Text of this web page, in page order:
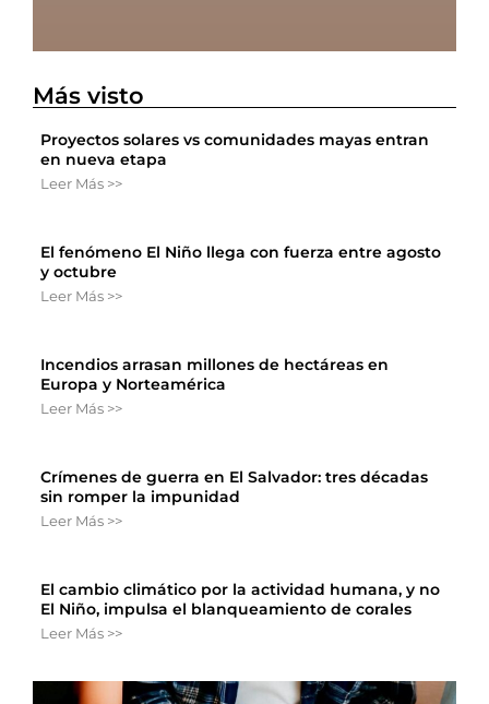
Más visto
Proyectos solares vs comunidades mayas entran
en nueva etapa
Leer Más >>
El fenómeno El Niño llega con fuerza entre agosto
y octubre
Leer Más >>
Incendios arrasan millones de hectáreas en
Europa y Norteamérica
Leer Más >>
Crímenes de guerra en El Salvador: tres décadas
sin romper la impunidad
Leer Más >>
El cambio climático por la actividad humana, y no
El Niño, impulsa el blanqueamiento de corales
Leer Más >>